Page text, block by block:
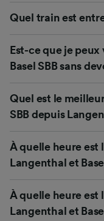
Quel train est
Est-ce que je
Basel SBB sans
Quel est le
SBB depuis
À quelle heure est
Langenthal et
À quelle heure est
Langenthal et